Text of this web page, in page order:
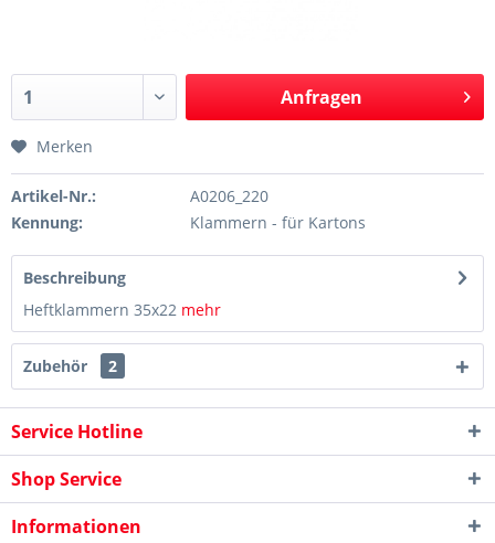
Anfragen
Merken
Artikel-Nr.:
A0206_220
Kennung:
Klammern - für Kartons
Beschreibung
Heftklammern 35x22 mehr
Zubehör 2
Service Hotline
Shop Service
Informationen